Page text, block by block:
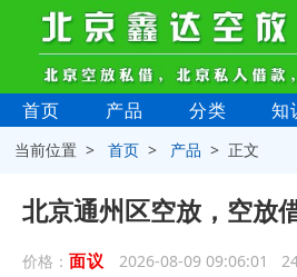
首页 产品 分类 知
当前位置 >首页 > 产品 > 正文
北京通州区空放，空放
价格： 面议 2026-08-09 09:06:01